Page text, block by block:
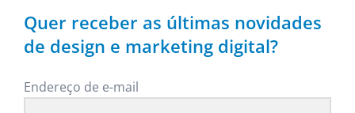
Quer receber as últimas novidades
de design e marketing digital?
Endereço de e-mail